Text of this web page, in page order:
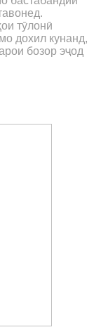
тӯлонӣ
дохил кунанд,
бозор эҷод